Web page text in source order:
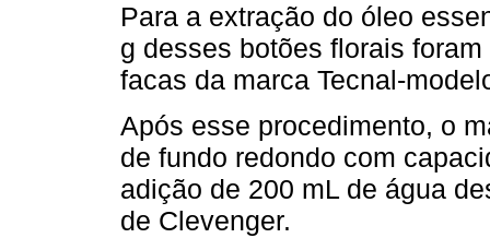
Para a extração do óleo
g desses botões florais
facas da marca Tecnal-
Após esse procedimento, o
de fundo redondo com
adição de 200 mL de água
de Clevenger.